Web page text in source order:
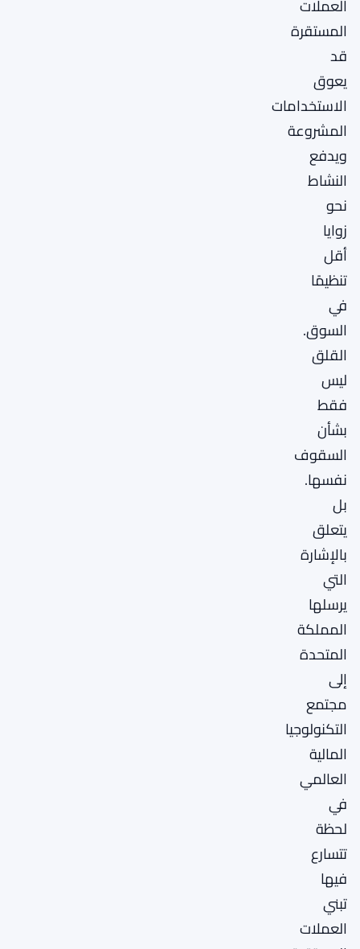
العملات
المستقرة
قد
يعوق
الاستخدامات
المشروعة
ويدفع
النشاط
نحو
زوايا
أقل
تنظيمًا
في
السوق.
القلق
ليس
فقط
بشأن
السقوف
نفسها.
بل
يتعلق
بالإشارة
التي
يرسلها
المملكة
المتحدة
إلى
مجتمع
التكنولوجيا
المالية
العالمي
في
لحظة
تتسارع
فيها
تبني
العملات